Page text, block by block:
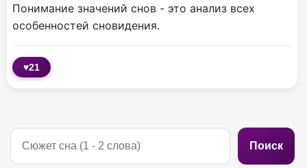
Понимание значений снов - это анализ всех
особенностей сновидения.
♥21
Поиск